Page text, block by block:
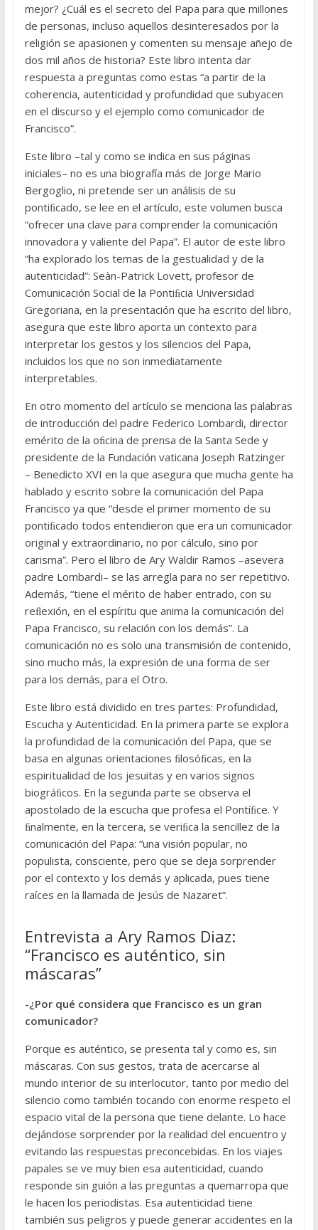
mejor? ¿Cuál es el secreto del Papa para que millones
de personas, incluso aquellos desinteresados por la
religión se apasionen y comenten su mensaje añejo de
dos mil años de historia? Este libro intenta dar
respuesta a preguntas como estas “a partir de la
coherencia, autenticidad y profundidad que subyacen
en el discurso y el ejemplo como comunicador de
Francisco”.
Este libro –tal y como se indica en sus páginas
iniciales– no es una biografía más de Jorge Mario
Bergoglio, ni pretende ser un análisis de su
pontiﬁcado, se lee en el artículo, este volumen busca
“ofrecer una clave para comprender la comunicación
innovadora y valiente del Papa”. El autor de este libro
“ha explorado los temas de la gestualidad y de la
autenticidad”: Seàn-Patrick Lovett, profesor de
Comunicación Social de la Pontiﬁcia Universidad
Gregoriana, en la presentación que ha escrito del libro,
asegura que este libro aporta un contexto para
interpretar los gestos y los silencios del Papa,
incluidos los que no son inmediatamente
interpretables.
En otro momento del artículo se menciona las palabras
de introducción del padre Federico Lombardi, director
emérito de la oﬁcina de prensa de la Santa Sede y
presidente de la Fundación vaticana Joseph Ratzinger
– Benedicto XVI en la que asegura que mucha gente ha
hablado y escrito sobre la comunicación del Papa
Francisco ya que “desde el primer momento de su
pontiﬁcado todos entendieron que era un comunicador
original y extraordinario, no por cálculo, sino por
carisma”. Pero el libro de Ary Waldir Ramos –asevera
padre Lombardi– se las arregla para no ser repetitivo.
Además, “tiene el mérito de haber entrado, con su
reﬂexión, en el espíritu que anima la comunicación del
Papa Francisco, su relación con los demás”. La
comunicación no es solo una transmisión de contenido,
sino mucho más, la expresión de una forma de ser
para los demás, para el Otro.
Este libro está dividido en tres partes: Profundidad,
Escucha y Autenticidad. En la primera parte se explora
la profundidad de la comunicación del Papa, que se
basa en algunas orientaciones ﬁlosóﬁcas, en la
espiritualidad de los jesuitas y en varios signos
biográﬁcos. En la segunda parte se observa el
apostolado de la escucha que profesa el Pontíﬁce. Y
ﬁnalmente, en la tercera, se veriﬁca la sencillez de la
comunicación del Papa: “una visión popular, no
populista, consciente, pero que se deja sorprender
por el contexto y los demás y aplicada, pues tiene
raíces en la llamada de Jesús de Nazaret”.
Entrevista a Ary Ramos Diaz:
“Francisco es auténtico, sin
máscaras”
-¿Por qué considera que Francisco es un gran
comunicador?
Porque es auténtico, se presenta tal y como es, sin
máscaras. Con sus gestos, trata de acercarse al
mundo interior de su interlocutor, tanto por medio del
silencio como también tocando con enorme respeto el
espacio vital de la persona que tiene delante. Lo hace
dejándose sorprender por la realidad del encuentro y
evitando las respuestas preconcebidas. En los viajes
papales se ve muy bien esa autenticidad, cuando
responde sin guión a las preguntas a quemarropa que
le hacen los periodistas. Esa autenticidad tiene
también sus peligros y puede generar accidentes en la